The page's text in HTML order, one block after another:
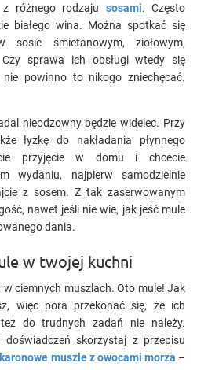
z różnego rodzaju sosami. Często
białego wina. Można spotkać się
śmietanowym, ziołowym,
Czy sprawa ich obsługi wtedy się
powinno to nikogo zniechęcać.
nieodzowny będzie widelec. Przy
łyżkę do nakładania płynnego
przyjęcie w domu i chcecie
wydaniu, najpierw samodzielnie
z sosem. Z tak zaserwowanym
nawet jeśli nie wie, jak jeść mule
dania.
w twojej kuchni
ciemnych muszlach. Oto mule! Jak
więc pora przekonać się, że ich
też do trudnych zadań nie należy.
doświadczeń skorzystaj z przepisu
muszle z owocami morza –